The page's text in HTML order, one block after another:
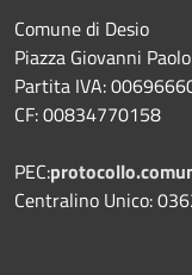
Comune di Desio
Piazza Giovanni
Partita IVA:
CF: 00834770158
PEC:
Centralino Unico: